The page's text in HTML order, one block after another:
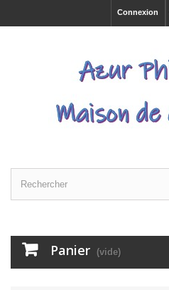
Connexion
Panier (vide)